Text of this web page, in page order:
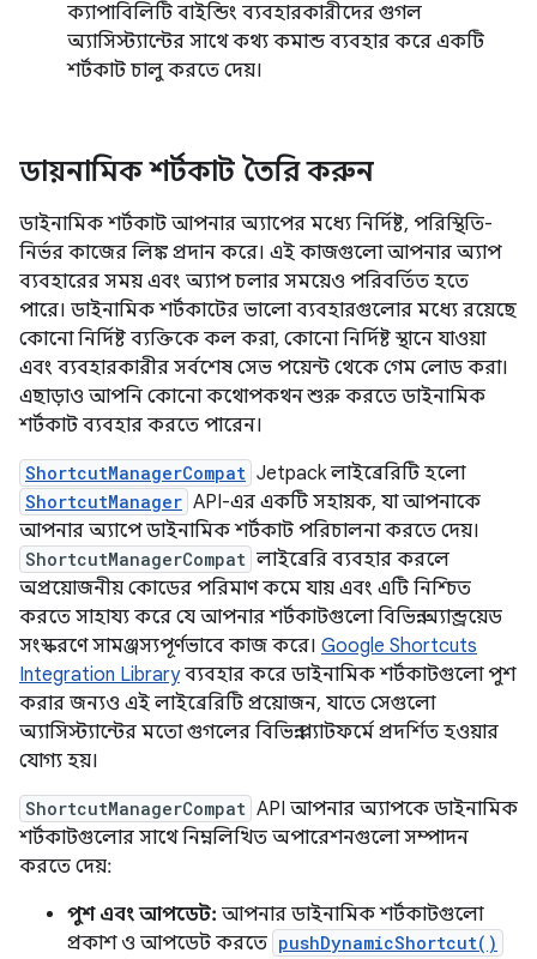
ক্যাপাবিলিটি বাইন্ডিং ব্যবহারকারীদের গুগল
অ্যাসিস্ট্যান্টের সাথে কথ্য কমান্ড ব্যবহার করে একটি
শর্টকাট চালু করতে দেয়।
ডায়নামিক শর্টকাট তৈরি করুন
ডাইনামিক শর্টকাট আপনার অ্যাপের মধ্যে নির্দিষ্ট, পরিস্থিতি-
নির্ভর কাজের লিঙ্ক প্রদান করে। এই কাজগুলো আপনার অ্যাপ
ব্যবহারের সময় এবং অ্যাপ চলার সময়েও পরিবর্তিত হতে
পারে। ডাইনামিক শর্টকাটের ভালো ব্যবহারগুলোর মধ্যে রয়েছে
কোনো নির্দিষ্ট ব্যক্তিকে কল করা, কোনো নির্দিষ্ট স্থানে যাওয়া
এবং ব্যবহারকারীর সর্বশেষ সেভ পয়েন্ট থেকে গেম লোড করা।
এছাড়াও আপনি কোনো কথোপকথন শুরু করতে ডাইনামিক
শর্টকাট ব্যবহার করতে পারেন।
ShortcutManagerCompat Jetpack লাইব্রেরিটি হলো
ShortcutManager API-এর একটি সহায়ক, যা আপনাকে
আপনার অ্যাপে ডাইনামিক শর্টকাট পরিচালনা করতে দেয়।
ShortcutManagerCompat লাইব্রেরি ব্যবহার করলে
অপ্রয়োজনীয় কোডের পরিমাণ কমে যায় এবং এটি নিশ্চিত
করতে সাহায্য করে যে আপনার শর্টকাটগুলো বিভিন্ন অ্যান্ড্রয়েড
সংস্করণে সামঞ্জস্যপূর্ণভাবে কাজ করে। Google Shortcuts
Integration Libraryব্যবহার করে ডাইনামিক শর্টকাটগুলো পুশ
করার জন্যও এই লাইব্রেরিটি প্রয়োজন, যাতে সেগুলো
অ্যাসিস্ট্যান্টের মতো গুগলের বিভিন্ন প্ল্যাটফর্মে প্রদর্শিত হওয়ার
যোগ্য হয়।
ShortcutManagerCompat API আপনার অ্যাপকে ডাইনামিক
শর্টকাটগুলোর সাথে নিম্নলিখিত অপারেশনগুলো সম্পাদন
করতে দেয়:
পুশ এবং আপডেট: আপনার ডাইনামিক শর্টকাটগুলো
প্রকাশ ও আপডেট করতে pushDynamicShortcut()